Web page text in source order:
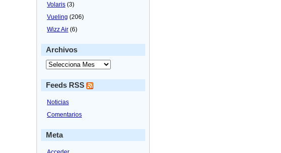
Volaris (3)
Vueling (206)
Wizz Air (6)
Archivos
Feeds RSS
Noticias
Comentarios
Meta